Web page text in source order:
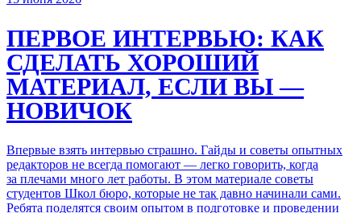
ПЕРВОЕ ИНТЕРВЬЮ: КАК
СДЕЛАТЬ ХОРОШИЙ
МАТЕРИАЛ, ЕСЛИ ВЫ —
НОВИЧОК
Впервые взять интервью страшно. Гайды и советы опытных
редакторов не всегда помогают — легко говорить, когда
за плечами много лет работы. В этом материале советы
студентов Школ бюро, которые не так давно начинали сами.
Ребята поделятся своим опытом в подготовке и проведении